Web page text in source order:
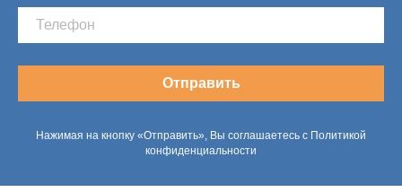
Отправить
Нажимая на кнопку «Отправить», Вы соглашаетесь с Политикой
конфиденциальности